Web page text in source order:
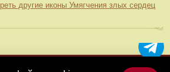
другие иконы Умягчения злых сердец